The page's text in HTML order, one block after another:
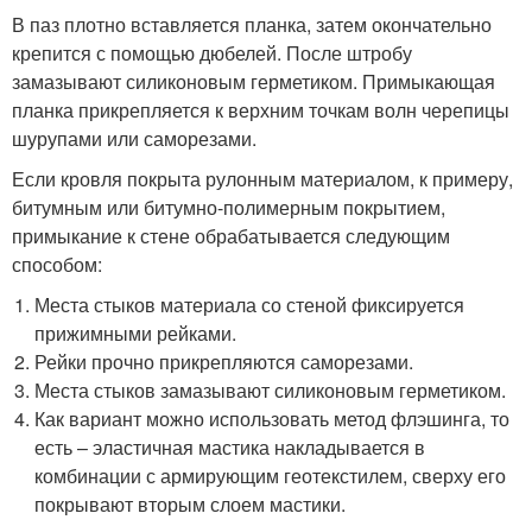
В паз плотно вставляется планка, затем окончательно
крепится с помощью дюбелей. После штробу
замазывают силиконовым герметиком. Примыкающая
планка прикрепляется к верхним точкам волн черепицы
шурупами или саморезами.
Если кровля покрыта рулонным материалом, к примеру,
битумным или битумно-полимерным покрытием,
примыкание к стене обрабатывается следующим
способом:
Места стыков материала со стеной фиксируется
прижимными рейками.
Рейки прочно прикрепляются саморезами.
Места стыков замазывают силиконовым герметиком.
Как вариант можно использовать метод флэшинга, то
есть – эластичная мастика накладывается в
комбинации с армирующим геотекстилем, сверху его
покрывают вторым слоем мастики.